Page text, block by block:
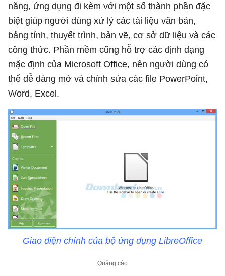
năng, ứng dụng đi kèm với một số thành phần đặc
biệt giúp người dùng xử lý các tài liệu văn bản,
bảng tính, thuyết trình, bản vẽ, cơ sở dữ liệu và các
công thức. Phần mềm cũng hỗ trợ các định dạng
mặc định của Microsoft Office, nên người dùng có
thể dễ dàng mở và chỉnh sửa các file PowerPoint,
Word, Excel.
Giao diện chính của bộ ứng dụng LibreOffice